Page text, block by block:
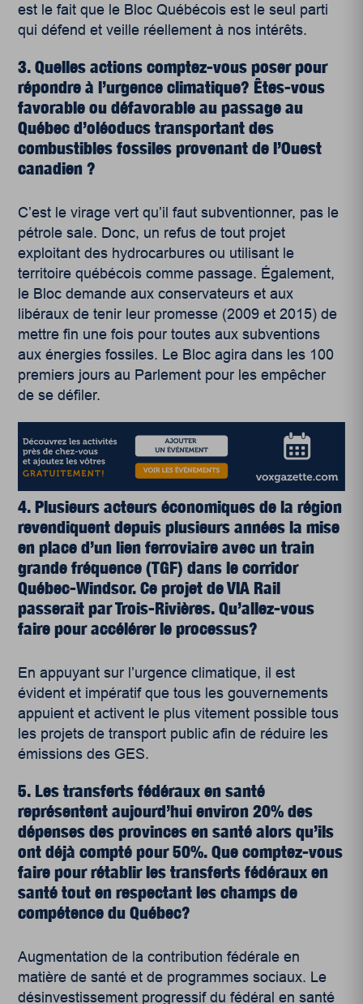
est le fait que le Bloc Québécois est le seul parti
qui défend et veille réellement à nos intérêts.
3. Quelles actions comptez-vous poser pour
répondre à l’urgence climatique? Êtes-vous
favorable ou défavorable au passage au
Québec d’oléoducs transportant des
combustibles fossiles provenant de l’Ouest
canadien ?
C’est le virage vert qu’il faut subventionner, pas le
pétrole sale. Donc, un refus de tout projet
exploitant des hydrocarbures ou utilisant le
territoire québécois comme passage. Également,
le Bloc demande aux conservateurs et aux
libéraux de tenir leur promesse (2009 et 2015) de
mettre fin une fois pour toutes aux subventions
aux énergies fossiles. Le Bloc agira dans les 100
premiers jours au Parlement pour les empêcher
de se défiler.
4. Plusieurs acteurs économiques de la région
revendiquent depuis plusieurs années la mise
en place d’un lien ferroviaire avec un train
grande fréquence (TGF) dans le corridor
Québec-Windsor. Ce projet de VIA Rail
passerait par Trois-Rivières. Qu’allez-vous
faire pour accélérer le processus?
En appuyant sur l’urgence climatique, il est
évident et impératif que tous les gouvernements
appuient et activent le plus vitement possible tous
les projets de transport public afin de réduire les
émissions des GES.
5. Les transferts fédéraux en santé
représentent aujourd’hui environ 20% des
dépenses des provinces en santé alors qu’ils
ont déjà compté pour 50%. Que comptez-vous
faire pour rétablir les transferts fédéraux en
santé tout en respectant les champs de
compétence du Québec?
Augmentation de la contribution fédérale en
matière de santé et de programmes sociaux. Le
désinvestissement progressif du fédéral en santé